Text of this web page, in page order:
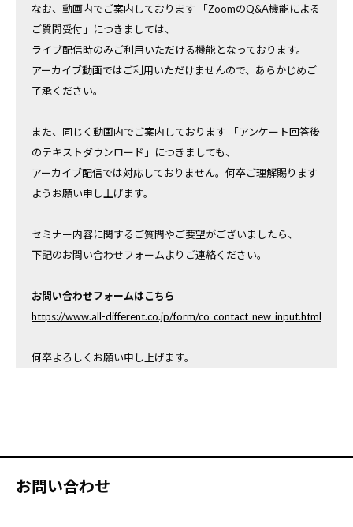
なお、動画内でご案内しております 「ZoomのQ&A機能による
ご質問受付」につきましては、
ライブ配信時のみご利用いただける機能となっております。
アーカイブ動画ではご利用いただけませんので、あらかじめご
了承ください。
また、同じく動画内でご案内しております 「アンケート回答後
のテキストダウンロード」につきましても、
アーカイブ配信では対応しておりません。何卒ご理解賜ります
ようお願い申し上げます。
セミナー内容に関するご質問やご要望がございましたら、
下記のお問い合わせフォームよりご連絡ください。
お問い合わせフォームはこちら
https://www.all-different.co.jp/form/co_contact_new_input.html
何卒よろしくお願い申し上げます。
お問い合わせ